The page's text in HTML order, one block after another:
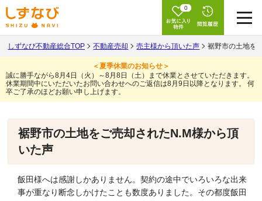
0
しずなび不動産総合TOP 不動産売却 売主様から頂いた声 裾野市の土地を
＜夏季休業のお知らせ＞
誠に勝手ながら8月4日（火）～8月8日（土）まで休業とさせていただきます。
休業期間中にいただいたお問い合わせへのご返信は8月9日以降となります。
何
卒ご了承のほどお願い申し上げます。
裾野市の土地をご売却されたN.M様から頂
いた声
飯田様へは感謝しかありません。契約の途中でいろいろな出来
事が重なり断念しかけたことも数度ありました。その都度飯田